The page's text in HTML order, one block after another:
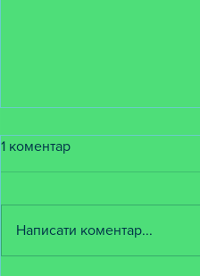
Вітаємо з перемогою))
1 коментар
Написати коментар...